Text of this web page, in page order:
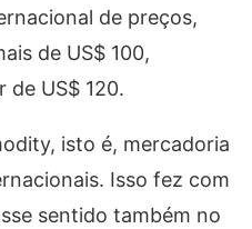
de preços,
de US$ 100,
de US$ 120.
isto é, mercadoria
Isso fez com
sentido também no